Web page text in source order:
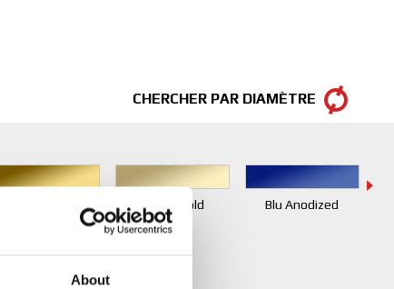
About
CHERCHER PAR DIAMÈTRE
White Gold Blu Anodized